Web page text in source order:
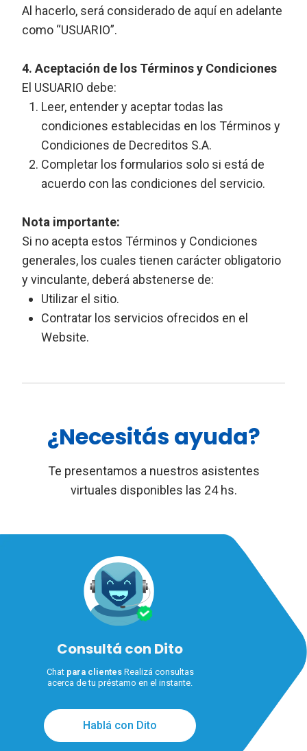
Al hacerlo, será considerado de aquí en adelante
como “USUARIO”.
4. Aceptación de los Términos y Condiciones
El USUARIO debe:
Leer, entender y aceptar todas las
condiciones establecidas en los Términos y
Condiciones de Decreditos S.A.
Completar los formularios solo si está de
acuerdo con las condiciones del servicio.
Nota importante:
Si no acepta estos Términos y Condiciones
generales, los cuales tienen carácter obligatorio
y vinculante, deberá abstenerse de:
Utilizar el sitio.
Contratar los servicios ofrecidos en el
Website.
¿Necesitás ayuda?
Te presentamos a nuestros asistentes
virtuales disponibles las 24 hs.
Consultá con Dito
Chat para clientesRealizá consultas
acerca de tu préstamo en el instante.
Hablá con Dito